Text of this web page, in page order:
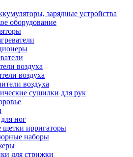
зарядные устройства
оборудование
воздуха
воздуха
воздуха
сушилки для рук
ног
щетки ирригаторы
наборы
для стрижки